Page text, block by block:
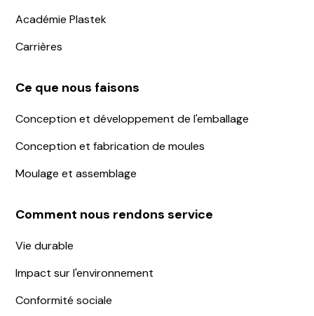
Académie Plastek
Carrières
Ce que nous faisons
Conception et développement de l'emballage
Conception et fabrication de moules
Moulage et assemblage
Comment nous rendons service
Vie durable
Impact sur l'environnement
Conformité sociale